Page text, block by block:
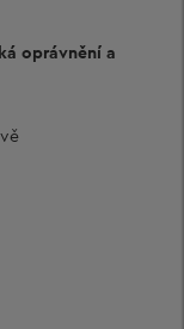
oprávnění a